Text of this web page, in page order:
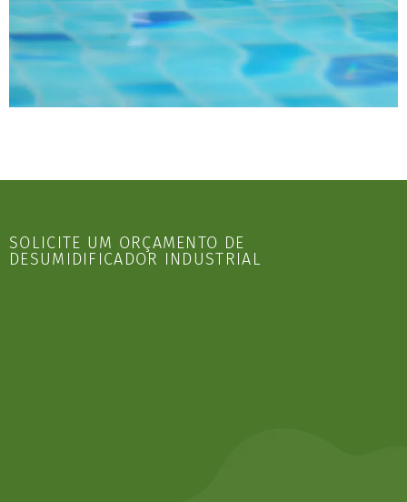
SOLICITE UM ORÇAMENTO DE
DESUMIDIFICADOR INDUSTRIAL